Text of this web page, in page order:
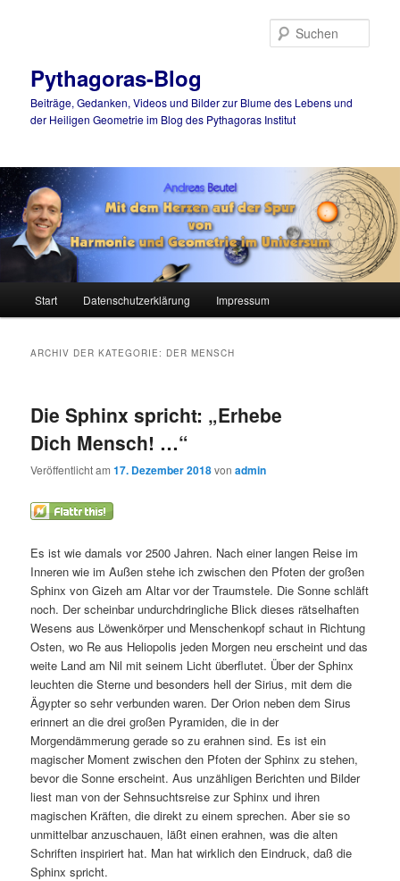
Pythagoras-Blog
Beiträge, Gedanken, Videos und Bilder zur Blume des Lebens und
der Heiligen Geometrie im Blog des Pythagoras Institut
Zum
Zum
wechseln
Start Datenschutzerklärung Impressum
ARCHIV DER KATEGORIE: DER MENSCH
Die Sphinx spricht: „Erhebe
Dich Mensch! …“
Veröffentlicht am17. Dezember 2018vonadmin
Es ist wie damals vor 2500 Jahren. Nach einer langen Reise im
Inneren wie im Außen stehe ich zwischen den Pfoten der großen
Sphinx von Gizeh am Altar vor der Traumstele. Die Sonne schläft
noch. Der scheinbar undurchdringliche Blick dieses rätselhaften
Wesens aus Löwenkörper und Menschenkopf schaut in Richtung
Osten, wo Re aus Heliopolis jeden Morgen neu erscheint und das
weite Land am Nil mit seinem Licht überflutet. Über der Sphinx
leuchten die Sterne und besonders hell der Sirius, mit dem die
Ägypter so sehr verbunden waren. Der Orion neben dem Sirus
erinnert an die drei großen Pyramiden, die in der
Morgendämmerung gerade so zu erahnen sind. Es ist ein
magischer Moment zwischen den Pfoten der Sphinx zu stehen,
bevor die Sonne erscheint. Aus unzähligen Berichten und Bilder
liest man von der Sehnsuchtsreise zur Sphinx und ihren
magischen Kräften, die direkt zu einem sprechen. Aber sie so
unmittelbar anzuschauen, läßt einen erahnen, was die alten
Schriften inspiriert hat. Man hat wirklich den Eindruck, daß die
Sphinx spricht.